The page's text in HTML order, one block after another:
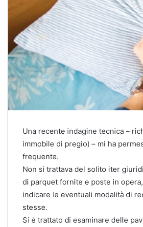
Una recente indagine tecnica –
immobile di pregio) – mi ha
frequente.
Non si trattava del solito iter
di parquet fornite e poste in
indicare le eventuali modalità di
stesse.
Si è trattato di esaminare delle